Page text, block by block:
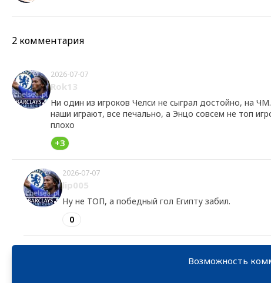
2 комментария
2026-07-07
Rok13
Ни один из игроков Челси не сыграл достойно, на
наши играют, все печально, а Энцо совсем не топ
плохо
+3
2026-07-07
lip005
Ну не ТОП, а победный гол Египту забил.
0
Возможность